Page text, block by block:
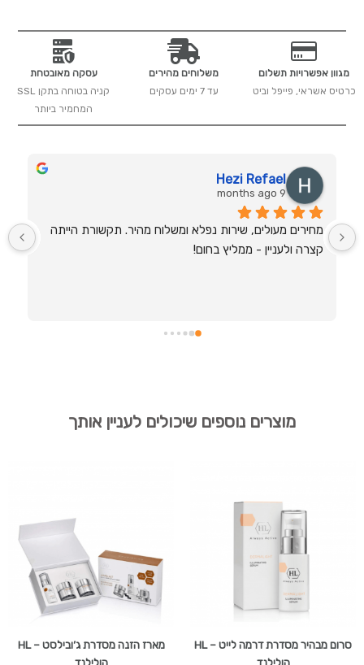
SPF30
מסדרת
אקשן
מגוון אפשרויות תשלום
כרטיס אשראי, פייפל וביט
משלוחים מהירים
עד 7 ימים עסקים
עסקה מאובטחת
קניה בטוחה בתקן SSL
המחמיר ביותר
Hezi Refael
9 months ago
קצרה ולעניין - ממליץ בחום!
מוצרים נוספים שיכולים לעניין אותך
סרום מבהיר מסדרת דרמה לייט – HL
מארז הזנה מסדרת ג’ובילסט – HL